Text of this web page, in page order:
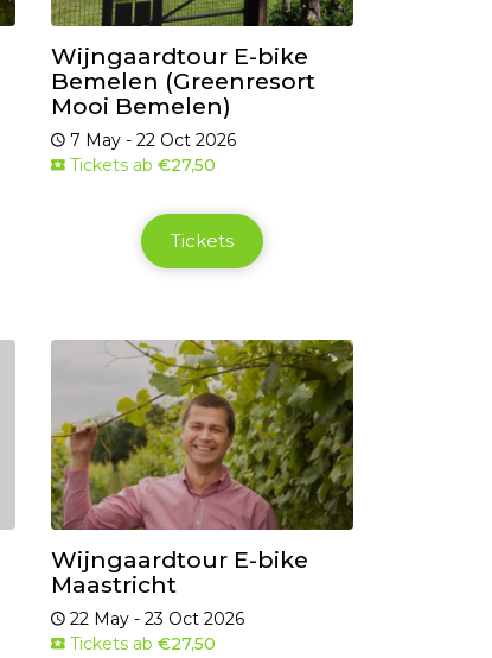
Wijngaardtour E-bike
Bemelen (Greenresort
Mooi Bemelen)
7 May - 22 Oct 2026
Tickets ab €27,50
Tickets
Wijngaardtour E-bike
Maastricht
22 May - 23 Oct 2026
Tickets ab €27,50